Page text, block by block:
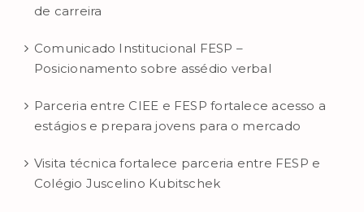
de carreira
Comunicado Institucional FESP –
Posicionamento sobre assédio verbal
Parceria entre CIEE e FESP fortalece acesso a
estágios e prepara jovens para o mercado
Visita técnica fortalece parceria entre FESP e
Colégio Juscelino Kubitschek